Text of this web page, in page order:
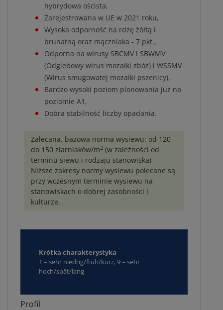
hybrydowa oścista,
Zarejestrowana w UE w 2021 roku,
Wysoka odporność na rdzę żółtą i
brunatną oraz mączniaka - 7 pkt.,
Odporna na wirusy SBCMV i SBWMV
(Odglebowy wirus mozaiki zbóż) i WSSMV
(Wirus smugowatej mozaiki pszenicy),
Bardzo wysoki poziom plonowania już na
poziomie A1,
Dobra stabilność liczby opadania.
Zalecana, bazowa norma wysiewu: od 120
do 150 ziarniaków/m2(w zależności od
terminu siewu i rodzaju stanowiska) -
Niższe zakresy normy wysiewu polecane są
przy wczesnym terminie wysiewu na
stanowiskach o dobrej zasobności i
kulturze.
Krótka charakterystyka
1 = sehr niedrig/früh/kurz, 9 = sehr
hoch/spät/lang
Profil